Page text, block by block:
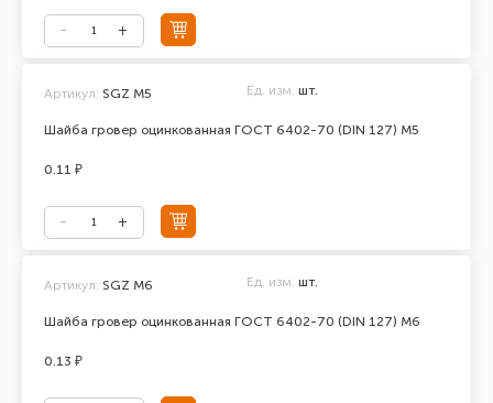
Шайба гровер оцинкованная ГОСТ 6402-70 (DIN 127) М5
Артикул: SGZ M5 Ед. изм. шт.
0.11 ₽
Шайба гровер оцинкованная ГОСТ 6402-70 (DIN 127) М6
Артикул: SGZ M6 Ед. изм. шт.
0.13 ₽